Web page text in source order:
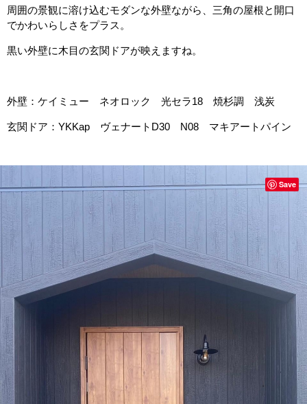
周囲の景観に溶け込むモダンな外壁ながら、三角の屋根と開口
でかわいらしさをプラス。
黒い外壁に木目の玄関ドアが映えますね。
外壁：ケイミュー ネオロック 光セラ18 焼杉調 浅炭
玄関ドア：YKKap ヴェナートD30 N08 マキアートパイン
Save